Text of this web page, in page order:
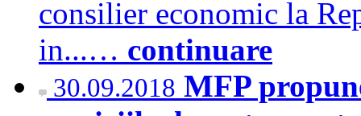
consilier economic la
in...… continuare
30.09.2018 MFP